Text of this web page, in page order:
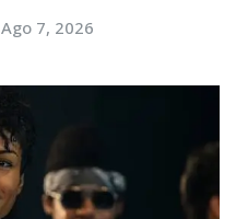
Ago 7, 2026